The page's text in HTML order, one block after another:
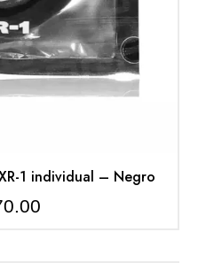
1 individual – Negro